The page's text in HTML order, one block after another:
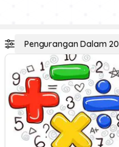
Pengurangan Dalam 20